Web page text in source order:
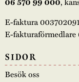
E-faktura
E-fakturaförmedlare
SIDOR
Besök oss